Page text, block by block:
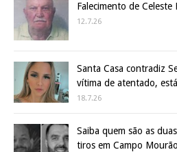
Falecimento de Celeste
12.7.26
Santa Casa contradiz
vítima de atentado,
18.7.26
Saiba quem são as
tiros em Campo Mourão